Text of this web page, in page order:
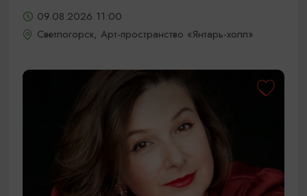
09.08.2026 11:00
Светлогорск, Арт-пространство «Янтарь-холл»